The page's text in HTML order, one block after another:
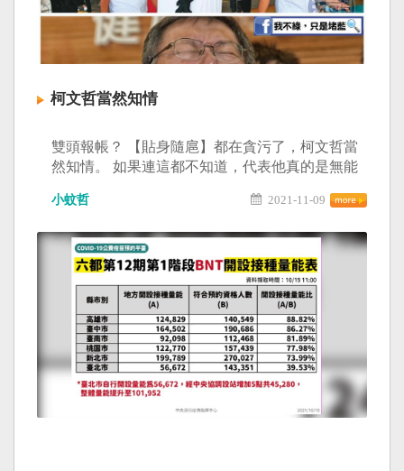
柯文哲當然知情
雙頭報帳？ 【貼身隨扈】都在貪污了，柯文哲當
然知情。 如果連這都不知道，代表他真的是無能
空的命中 阿北一定是來自未來的旅人啊！！ 穿越
就是會撈雙邊撈能撈就撈能混就混
小蚊哲 2021-11-09